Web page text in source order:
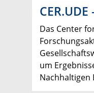
Das Center
um
Nachhaltigen